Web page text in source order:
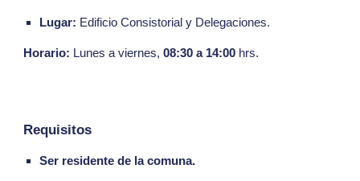
Lugar: Edificio Consistorial y Delegaciones.
Horario: Lunes a viernes,08:30 a 14:00 hrs.
Requisitos
Ser residente de la comuna.